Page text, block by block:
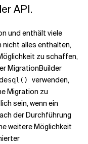
API.
und enthält viele
nicht alles enthalten,
zu schaffen,
MigrationBuilder
sql() verwenden,
Migration zu
sein, wenn ein
der Durchführung
weitere Möglichkeit